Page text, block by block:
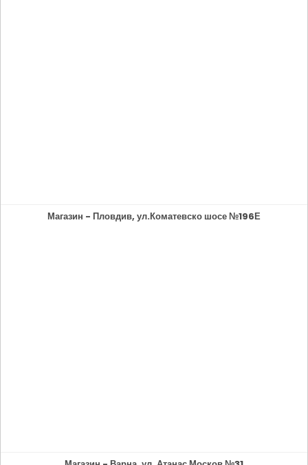
Магазин - Пловдив, ул.Коматевско шосе №196Е